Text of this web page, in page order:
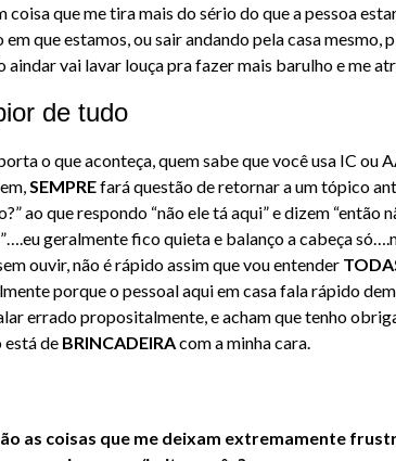
coisa que me tira mais do sério do que a pessoa
que estamos, ou sair andando pela casa mesmo,
aindar vai lavar louça pra fazer mais barulho e me
de tudo
o que aconteça, quem sabe que você usa IC ou
SEMPREfará questão de retornar a um tópico
ao que respondo “não ele tá aqui” e dizem
geralmente fico quieta e balanço a cabeça
ouvir, não é rápido assim que vou entender
porque o pessoal aqui em casa fala rápido
errado propositalmente, e acham que tenho
está de BRINCADEIRAcom a minha cara.
as coisas que me deixam extremamente